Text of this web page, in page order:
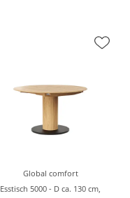
Global comfort
Esstisch 5000 - D ca. 130 cm,